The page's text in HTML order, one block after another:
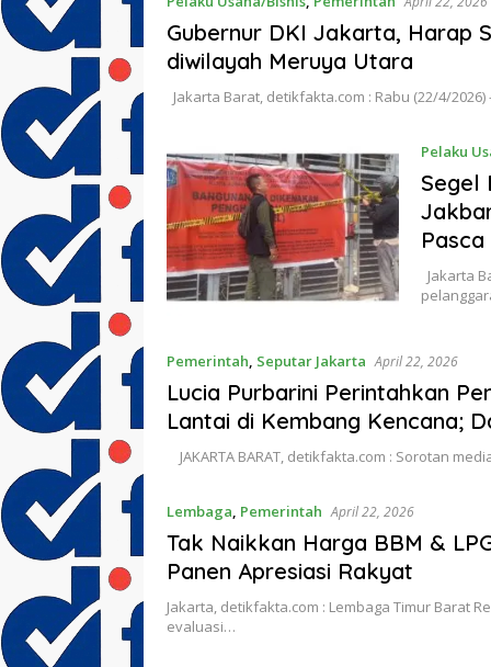
Gubernur DKI Jakarta, Harap
diwilayah Meruya Utara
Jakarta Barat, detikfakta.com : Rabu (22/4/
Pelaku
Segel
Jakarta
Pemerintah, Seputar Jakarta April 22, 2026
Lucia Purbarini Perintahkan
Lantai di Kembang Kencana;
JAKARTA BARAT, detikfakta.com : Sorotan
Lembaga, Pemerintah April 22, 2026
Tak Naikkan Harga BBM &
Panen Apresiasi Rakyat
Jakarta, detikfakta.com : Lembaga Timur Barat
evaluasi…